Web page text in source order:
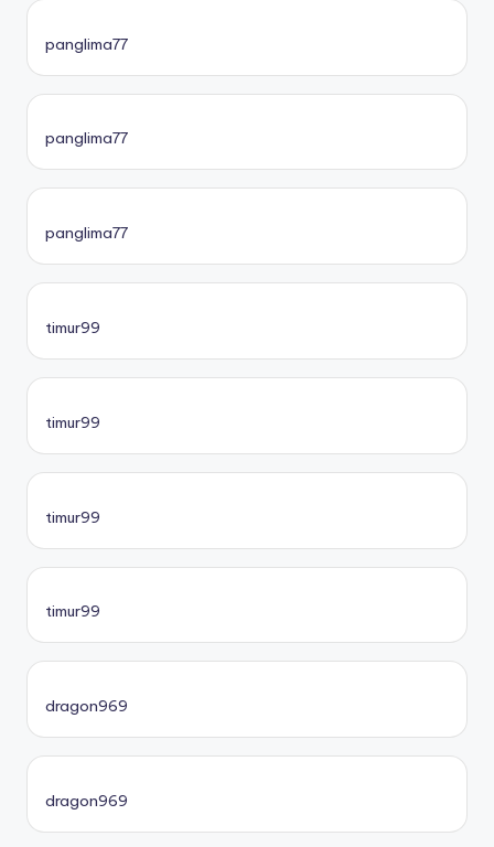
panglima77
panglima77
panglima77
timur99
timur99
timur99
timur99
dragon969
dragon969